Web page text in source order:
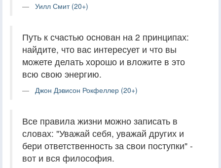
Уилл Смит (20+)
Путь к счастью основан на 2 принципах:
найдите, что вас интересует и что вы
можете делать хорошо и вложите в это
всю свою энергию.
Джон Дэвисон Рокфеллер (20+)
Все правила жизни можно записать в
словах: "Уважай себя, уважай других и
бери ответственность за свои поступки" -
вот и вся философия.